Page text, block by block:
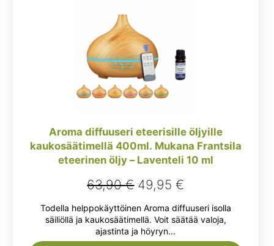
Aroma diffuuseri eteerisille öljyille
kaukosäätimellä 400ml. Mukana Frantsila
eteerinen öljy – Laventeli 10 ml
63,90€ Alkuperäinen
hinta
oli:
63,90 €.
49,95€
hinta
on:
49,95 €.
Todella helppokäyttöinen Aroma diffuuseri isolla
säiliöllä ja kaukosäätimellä. Voit säätää valoja,
ajastinta ja höyryn...